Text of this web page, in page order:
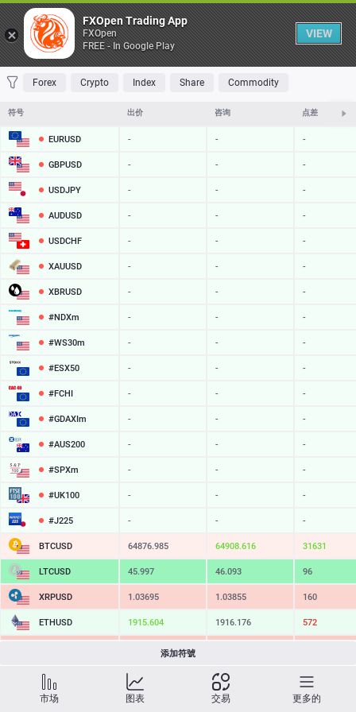
桌子
收藏 夹 交易量最大 最大涨幅 最大跌幅 最易挥发
Forex Crypto Index Share Commodity
符号 出价 咨询 点差
EURUSD - - -
GBPUSD - - -
USDJPY - - -
AUDUSD - - -
USDCHF - - -
XAUUSD - - -
XBRUSD - - -
#NDXm - - -
#WS30m - - -
#ESX50 - - -
#FCHI - - -
#GDAXIm - - -
#AUS200 - - -
#SPXm - - -
#UK100 - - -
#J225 - - -
BTCUSD 64876.985 64908.616 31631
LTCUSD 45.997 46.093 96
XRPUSD 1.03695 1.03855 160
ETHUSD 1915.604 1916.176 572
SOLUSD 75.82
TSLA - - -
添加符號
市场 图表 交易 更多的
FXOpen Trading App
FXOpen
FREE - In Google Play
VIEW